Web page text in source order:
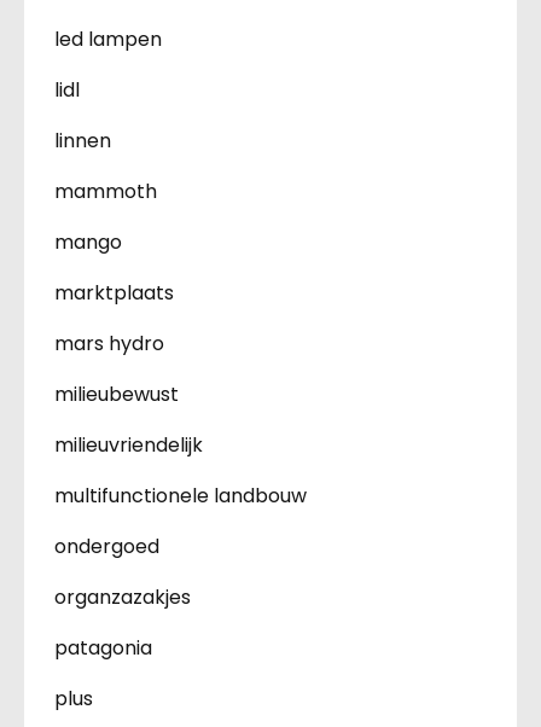
led lampen
lidl
linnen
mammoth
mango
marktplaats
mars hydro
milieubewust
milieuvriendelijk
multifunctionele landbouw
ondergoed
organzazakjes
patagonia
plus